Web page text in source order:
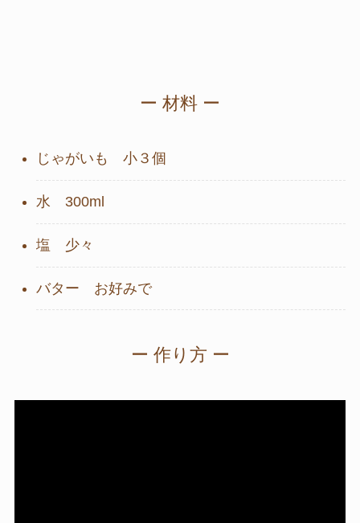
ー 材料 ー
じゃがいも 小３個
水 300ml
塩 少々
バター お好みで
ー 作り方 ー